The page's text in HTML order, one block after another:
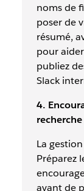
noms de
poser de
résumé,
pour
publiez
Slack
4.
recherche
La
Préparez
avant de